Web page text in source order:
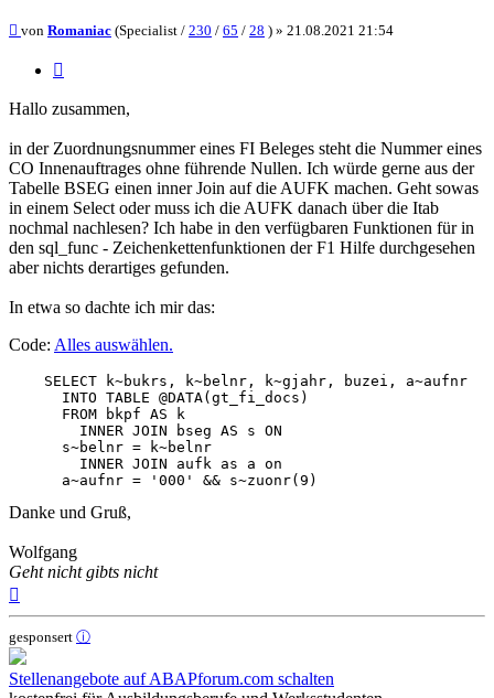
Beitrag
von Romaniac (Specialist / 230 / 65 / 28 ) » 21.08.2021 21:54
Hallo zusammen,
in der Zuordnungsnummer eines FI Beleges steht die Nummer eines
CO Innenauftrages ohne führende Nullen. Ich würde gerne aus der
Tabelle BSEG einen inner Join auf die AUFK machen. Geht sowas
in einem Select oder muss ich die AUFK danach über die Itab
nochmal nachlesen? Ich habe in den verfügbaren Funktionen für in
den sql_func - Zeichenkettenfunktionen der F1 Hilfe durchgesehen
aber nichts derartiges gefunden.
In etwa so dachte ich mir das:
Code: Alles auswählen.
    SELECT k~bukrs, k~belnr, k~gjahr, buzei, a~aufnr
      INTO TABLE @DATA(gt_fi_docs)
      FROM bkpf AS k
        INNER JOIN bseg AS s ON
      s~belnr = k~belnr
        INNER JOIN aufk as a on
      a~aufnr = '000' && s~zuonr(9)
Danke und Gruß,
Wolfgang
Geht nicht gibts nicht
gesponsert ⓘ
Stellenangebote auf ABAPforum.com schalten